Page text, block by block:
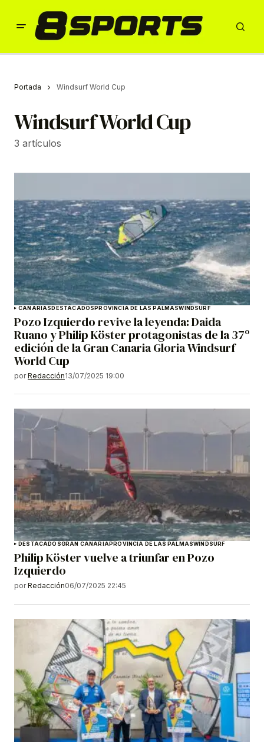
Portada Windsurf World Cup
Windsurf World Cup
3 artículos
CANARIASDESTACADOSPROVINCIA DE LAS PALMASWINDSURF
Pozo Izquierdo revive la leyenda: Daida
Ruano y Philip Köster protagonistas de la 37º
edición de la Gran Canaria Gloria Windsurf
World Cup
por Redacción13/07/2025 19:00
DESTACADOSGRAN CANARIAPROVINCIA DE LAS PALMASWINDSURF
Philip Köster vuelve a triunfar en Pozo
Izquierdo
por Redacción06/07/2025 22:45